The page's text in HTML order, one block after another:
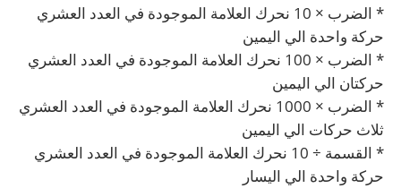
* الضرب × 10 نحرك العلامة الموجودة في العدد العشري
حركة واحدة الي اليمين
* الضرب × 100 نحرك العلامة الموجودة في العدد العشري
حركتان الي اليمين
* الضرب × 1000 نحرك العلامة الموجودة في العدد العشري
ثلاث حركات الي اليمين
* القسمة ÷ 10 نحرك العلامة الموجودة في العدد العشري
حركة واحدة الي اليسار